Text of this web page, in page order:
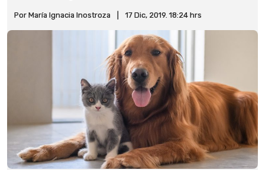
Por María Ignacia Inostroza 17 Dic, 2019. 18:24 hrs